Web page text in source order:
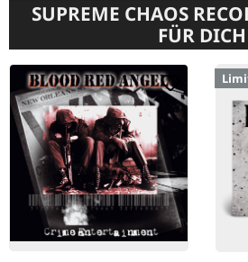
SUPREME CHAOS
FÜR DICH